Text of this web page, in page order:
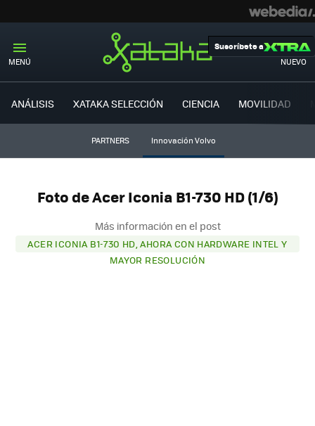
MENÚ NUEVO
Suscríbete a
ANÁLISIS XATAKA SELECCIÓN CIENCIA MOVILIDAD
PARTNERS Innovación Volvo
Foto de Acer Iconia B1-730 HD (1/6)
Más información en el post
ACER ICONIA B1-730 HD, AHORA CON HARDWARE INTEL Y
MAYOR RESOLUCIÓN